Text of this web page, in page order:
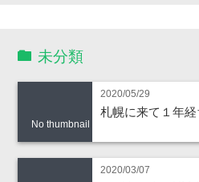
未分類
No thumbnail
2020/05/29
札幌に来て１年経
2020/03/07